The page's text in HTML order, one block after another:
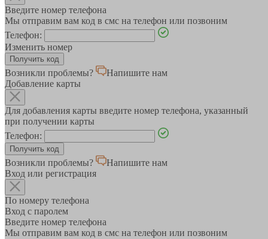
Введите номер телефона
Мы отправим вам код в смс на телефон или позвоним
Телефон:
Изменить номер
Возникли проблемы?
Напишите нам
Добавление карты
Для добавления карты введите номер телефона, указанный
при получении карты
Телефон:
Возникли проблемы?
Напишите нам
Вход или регистрация
По номеру телефона
Вход с паролем
Введите номер телефона
Мы отправим вам код в смс на телефон или позвоним